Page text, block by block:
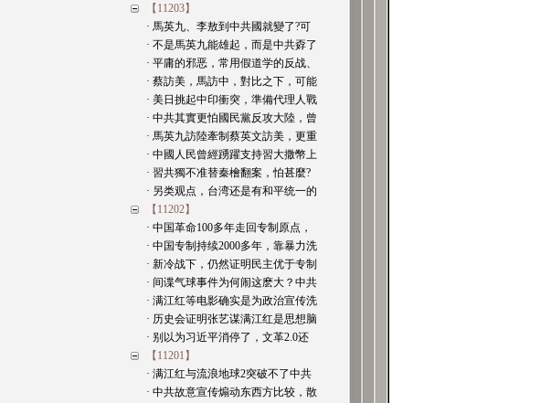
【11203】
· 馬英九、李敖到中共國就變了?可
· 不是馬英九能雄起，而是中共孬了
· 平庸的邪恶，常用假道学的反战、
· 蔡訪美，馬訪中，對比之下，可能
· 美日挑起中印衝突，準備代理人戰
· 中共其實更怕國民黨反攻大陸，曾
· 馬英九訪陸牽制蔡英文訪美，更重
· 中國人民曾經踴躍支持習大撒幣上
· 習共獨不准替秦檜翻案，怕甚麼?
· 另类观点，台湾还是有和平统一的
【11202】
· 中国革命100多年走回专制原点，
· 中国专制持续2000多年，靠暴力洗
· 新冷战下，仍然证明民主优于专制
· 间谍气球事件为何闹这麽大？中共
· 满江红等电影确实是为政治宣传洗
· 历史会证明张艺谋满江红是思想脑
· 别以为习近平消停了，文革2.0还
【11201】
· 满江红与流浪地球2突破不了中共
· 中共故意宣传煽动东西方比较，散